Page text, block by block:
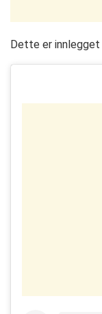
Dette er innlegget